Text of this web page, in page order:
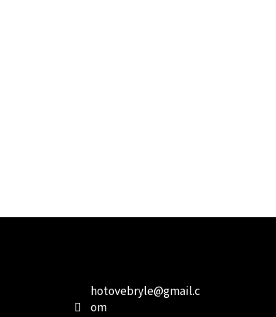
hotovebryle@gmail.c
om